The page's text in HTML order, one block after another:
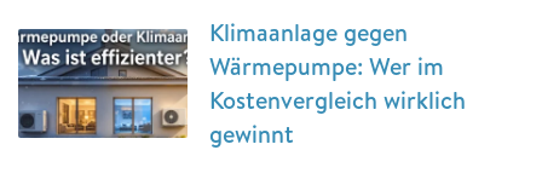
Klimaanlage gegen
Wärmepumpe: Wer im
Kostenvergleich wirklich
gewinnt